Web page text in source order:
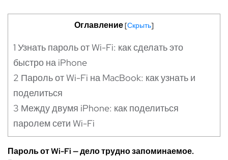
Оглавление[Скрыть]
1 Узнать пароль от Wi-Fi: как сделать это
быстро на iPhone
2 Пароль от Wi-Fi на MacBook: как узнать и
поделиться
3 Между двумя iPhone: как поделиться
паролем сети Wi-Fi
Пароль отWi-Fi — дело трудно запоминаемое.